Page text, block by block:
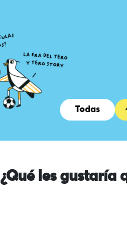
Todas
¿Qué les gustaría